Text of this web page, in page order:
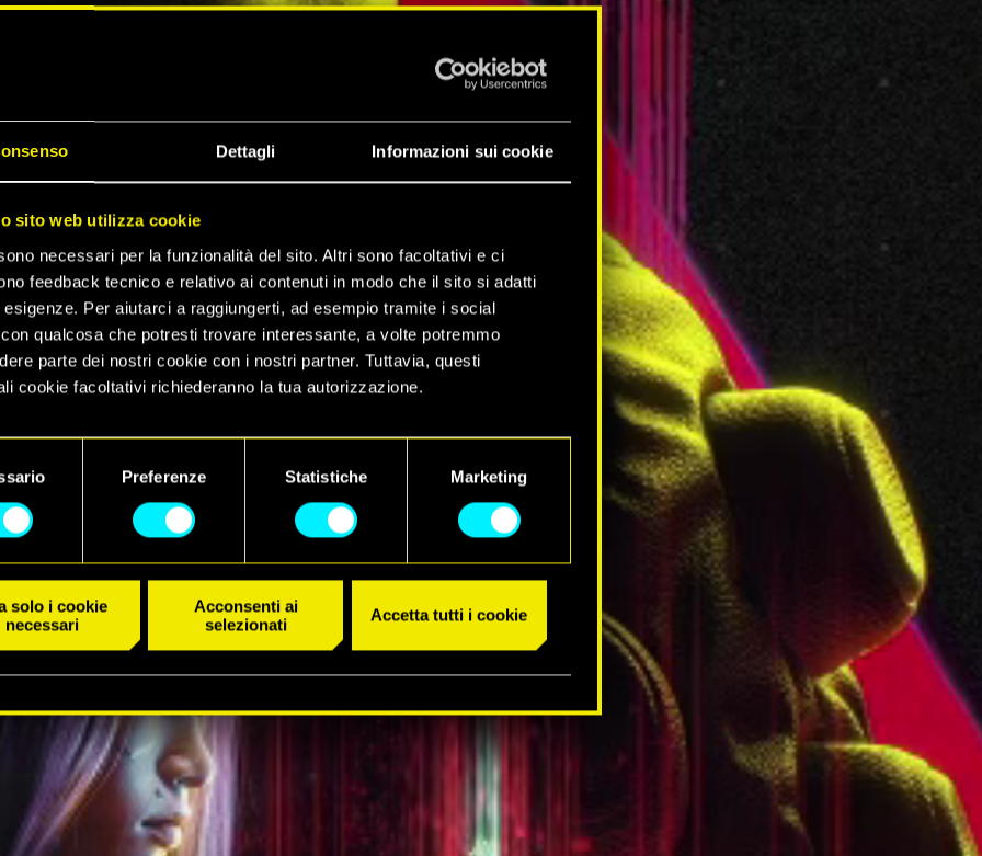
Dettagli Informazioni sui cookie
sito web utilizza cookie
necessari per la funzionalità del sito. Altri sono facoltativi e ci
feedback tecnico e relativo ai contenuti in modo che il sito si adatti
esigenze. Per aiutarci a raggiungerti, ad esempio tramite i social
qualcosa che potresti trovare interessante, a volte potremmo
parte dei nostri cookie con i nostri partner. Tuttavia, questi
cookie facoltativi richiederanno la tua autorizzazione.
su come utilizziamo i cookie e su come impostare le tue
Preferenze Statistiche Marketing
solo i cookie
necessari
Acconsenti ai
selezionati
Accetta tutti i cookie
DI
2077